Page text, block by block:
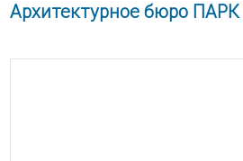
Архитектурное бюро